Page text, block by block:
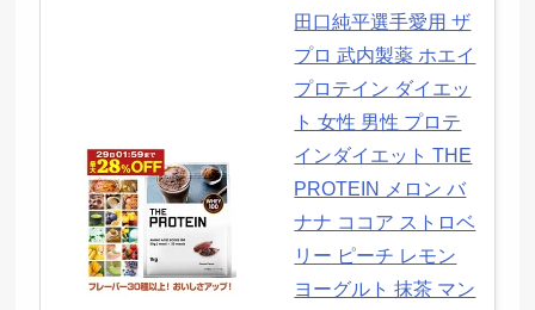
田口純平選手愛用 ザ
プロ 武内製薬 ホエイ
プロテイン ダイエッ
ト 女性 男性 プロテ
インダイエット THE
PROTEIN メロン バ
ナナ ココア ストロベ
リー ピーチ レモン
ヨーグルト 抹茶 マン